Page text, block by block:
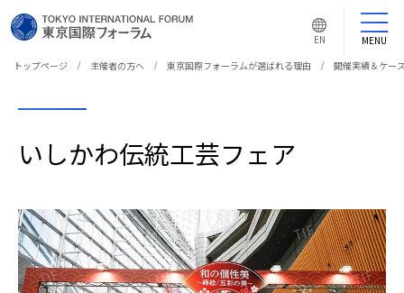
言
語
切
EN
MENU
トップページ
主催者の方へ 東京国際フォーラムが選ばれる理由 開催実績＆ケー
いしかわ伝統工芸フェア